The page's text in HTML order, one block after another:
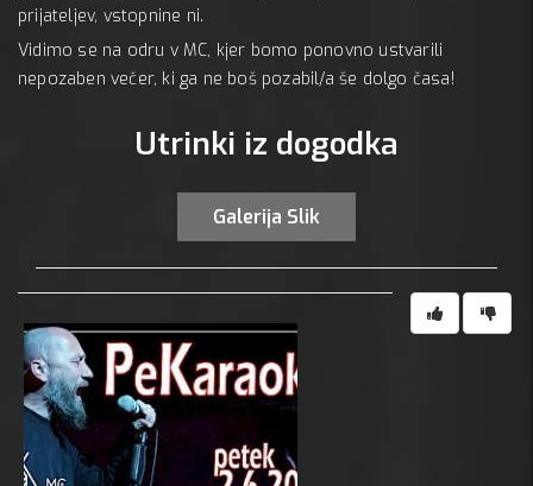
prijateljev, vstopnine ni.
Vidimo se na odru v MC, kjer bomo ponovno ustvarili
nepozaben večer, ki ga ne boš pozabil/a še dolgo časa!
Utrinki iz dogodka
Galerija Slik